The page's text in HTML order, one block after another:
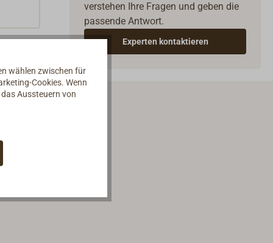
verstehen Ihre Fragen und geben die
passende Antwort.
Experten kontaktieren
wählen zwischen für
Cookies. Wenn
Aussteuern von